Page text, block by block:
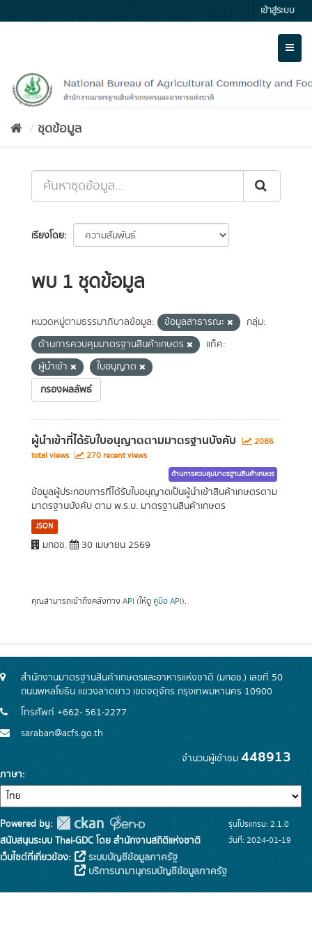
to
เข้าสู่ระบบ
ชุดข้อมูล
เรียงโดย
พบ 1 ชุดข้อมูล
หมวดหมู่ตามธรรมาภิบาลข้อมูล: ข้อมูลสาธารณะ
กลุ่ม:
ด้านการควบคุมมาตรฐานสินค้าเกษตร
แท็ค:
ผู้นำเข้า
ใบอนุญาต
กรองผลลัพธ์
ผู้นำเข้าที่ได้รับใบอนุญาตตามมาตรฐานบังคับ
2086
total views
270 recent views
ด้านการควบคุมมาตรฐานสินค้าเกษตร
ข้อมูลผู้ประกอบการที่ได้รับใบอนุญาตเป็นผู้นำเข้าสินค้าเกษตรตาม
มาตรฐานบังคับ ตาม พ.ร.บ. มาตรฐานสินค้าเกษตร
JSON
มกอช. 30 เมษายน 2569
คุณสามารถเข้าถึงคลังทาง API (ให้ดู คู่มือ API).
สำนักงานมาตรฐานสินค้าเกษตรและอาหารแห่งชาติ (มกอช.) เลขที่ 50
ถนนพหลโยธิน แขวงลาดยาว เขตจตุจักร กรุงเทพมหานคร 10900
โทรศัพท์ +662- 561-2277
saraban@acfs.go.th
จำนวนผู้เข้าชม 448913
ภาษา
Powered by:
สนับสนุนระบบ Thai-GDC โดย สำนักงานสถิติแห่งชาติ
เว็บไซต์ที่เกี่ยวข้อง:
ระบบบัญชีข้อมูลภาครัฐ
บริการนามานุกรมบัญชีข้อมูลภาครัฐ
รุ่นโปรแกรม: 2.1.0
วันที่: 2024-01-19